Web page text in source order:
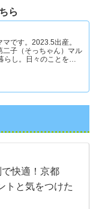
ら
です。2023.5出産。
子（そっちゃん）マル
し。日々のことを忘
で快適！京都
トと気をつけた